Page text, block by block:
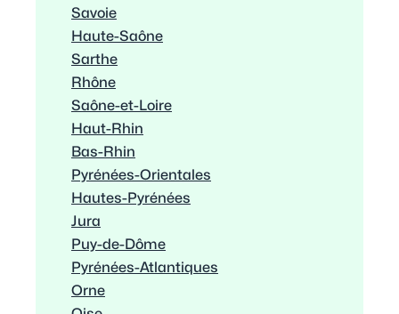
Savoie
Haute-Saône
Sarthe
Rhône
Saône-et-Loire
Haut-Rhin
Bas-Rhin
Pyrénées-Orientales
Hautes-Pyrénées
Jura
Puy-de-Dôme
Pyrénées-Atlantiques
Orne